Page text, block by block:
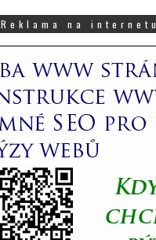
Reklama na internetu